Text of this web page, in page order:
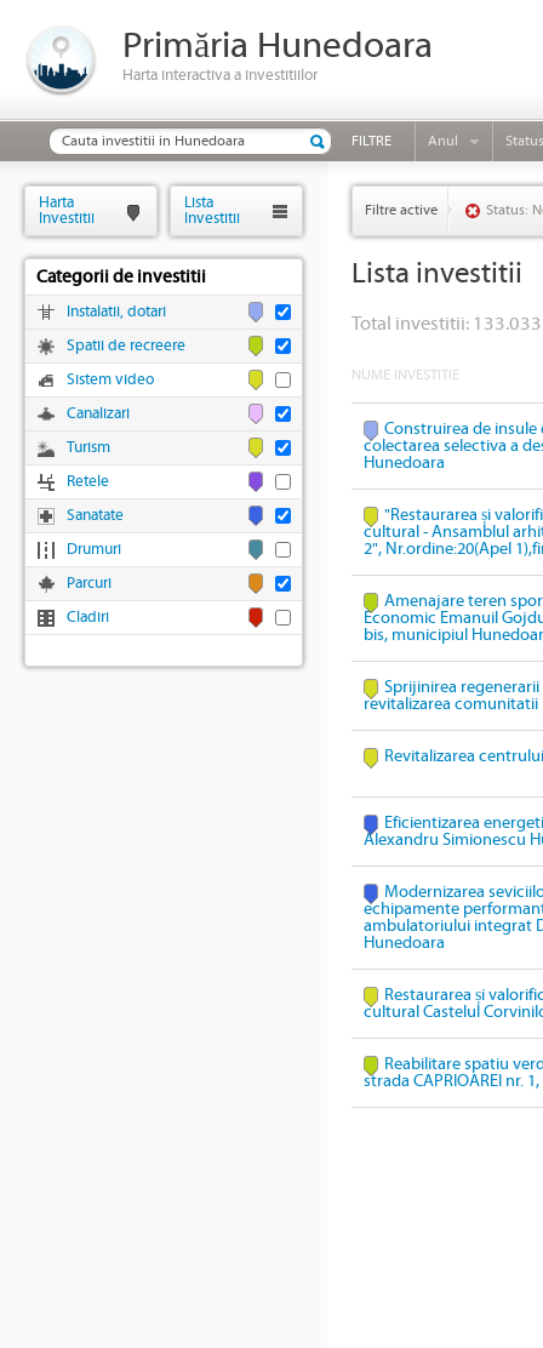
Primăria Hunedoara
Harta interactiva a investitiilor
FILTRE Anul Status
Filtre active Status:
Lista investitii
Total investitii:
NUME INVESTITIE
Construirea de
colectarea selectiva a
Hunedoara
"Restaurarea și
cultural - Ansamblul
2", Nr.ordine:20(Apel
Amenajare teren
Economic Emanuil
bis, municipiul
Sprijinirea
revitalizarea comunitatii
Revitalizarea
Eficientizarea
Alexandru Simionescu
Modernizarea
echipamente
ambulatoriului integrat
Hunedoara
Restaurarea și
cultural Castelul
Reabilitare spatiu
strada CAPRIOAREI nr.
Harta
Investitii
Lista
Investitii
Categorii de investitii
Instalatii, dotari
Spatii de recreere
Sistem video
Canalizari
Turism
Retele
Sanatate
Drumuri
Parcuri
Cladiri